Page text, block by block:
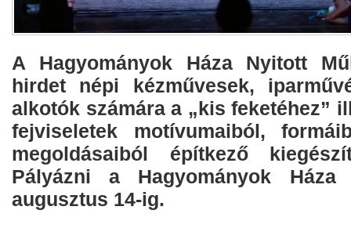
A Hagyományok Háza Nyitott
hirdet népi kézművesek,
alkotók számára a „kis feketéhez”
fejviseletek motívumaiból,
megoldásaiból építkező
Pályázni a Hagyományok Háza
augusztus 14-ig.